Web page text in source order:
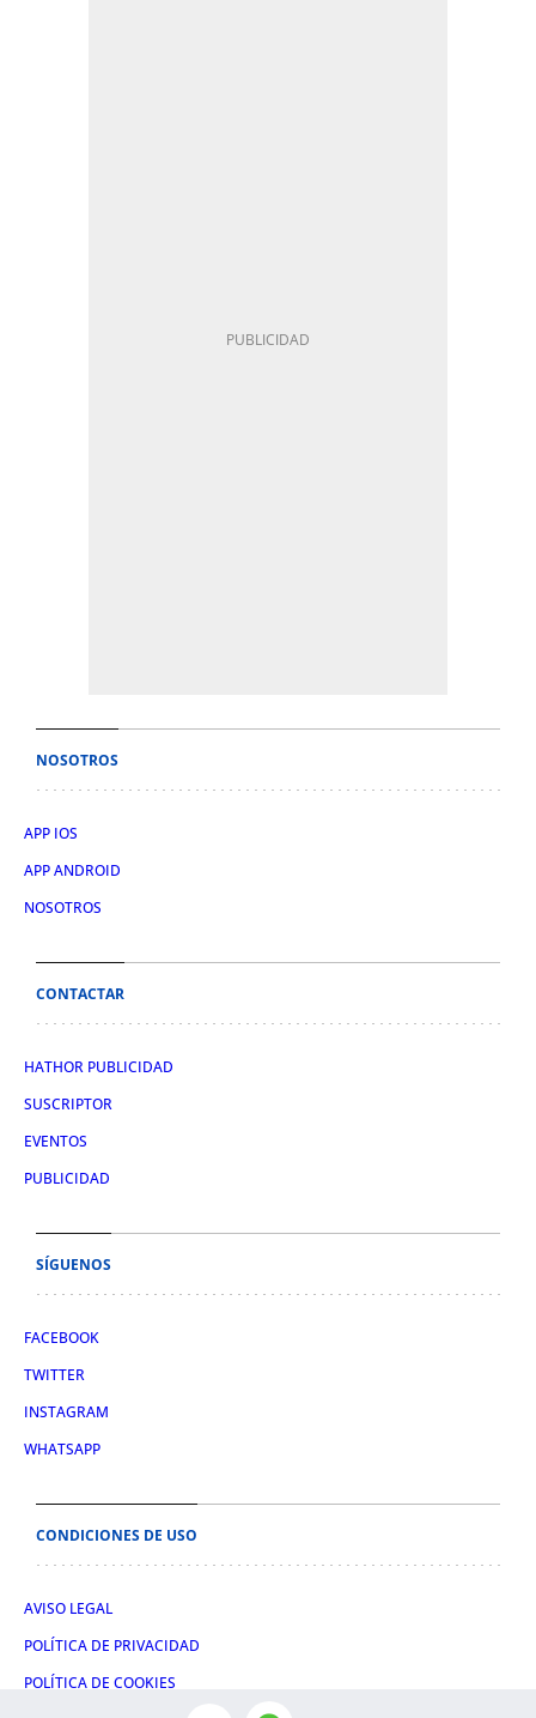
NOSOTROS
APP IOS
APP ANDROID
NOSOTROS
CONTACTAR
HATHOR PUBLICIDAD
SUSCRIPTOR
EVENTOS
PUBLICIDAD
SÍGUENOS
FACEBOOK
TWITTER
INSTAGRAM
WHATSAPP
CONDICIONES DE USO
AVISO LEGAL
POLÍTICA DE PRIVACIDAD
POLÍTICA DE COOKIES